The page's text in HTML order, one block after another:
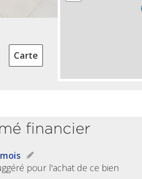
Carte
financier
pour l'achat de ce bien